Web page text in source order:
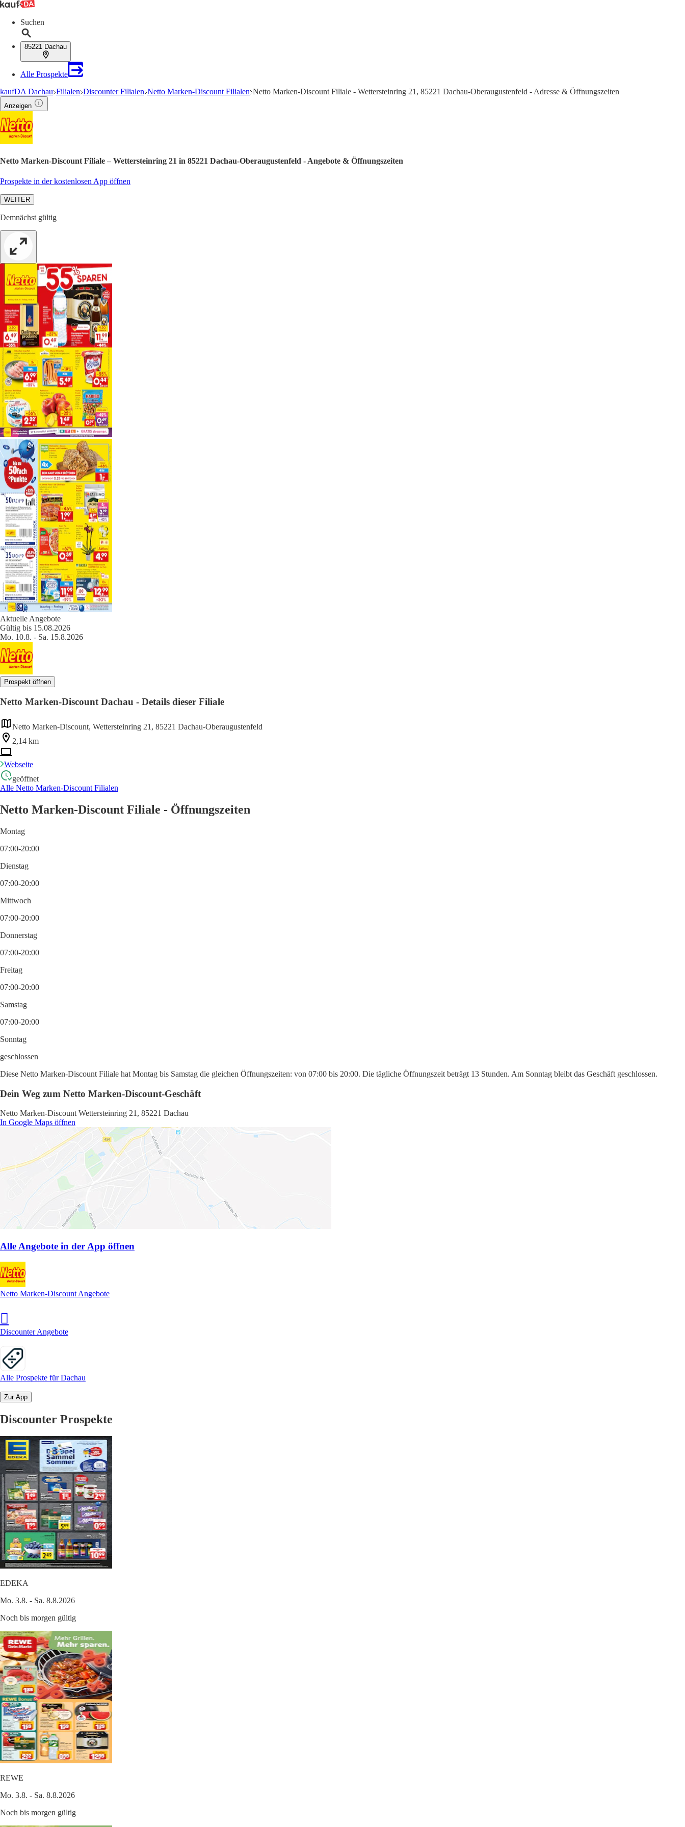
Suchen
85221 Dachau
Alle Prospekte
kaufDA Dachau Filialen Discounter Filialen Netto Marken-Discount Filialen Netto Marken-Discount Filiale - Wettersteinring 21, 85221 Dachau-Oberaugustenfeld - Adresse & Öffnungszeiten
Anzeigen
Netto Marken-Discount Filiale – Wettersteinring 21 in 85221 Dachau-Oberaugustenfeld - Angebote & Öffnungszeiten
Prospekte in der kostenlosen App öffnen
WEITER
Demnächst gültig
Aktuelle Angebote
Gültig bis 15.08.2026
Mo. 10.8. - Sa. 15.8.2026
Prospekt öffnen
Netto Marken-Discount Dachau - Details dieser Filiale
Netto Marken-Discount, Wettersteinring 21, 85221 Dachau-Oberaugustenfeld
2,14 km
Webseite
geöffnet
Alle Netto Marken-Discount Filialen
Netto Marken-Discount Filiale - Öffnungszeiten
Montag
07:00-20:00
Dienstag
07:00-20:00
Mittwoch
07:00-20:00
Donnerstag
07:00-20:00
Freitag
07:00-20:00
Samstag
07:00-20:00
Sonntag
geschlossen
Diese Netto Marken-Discount Filiale hat Montag bis Samstag die gleichen Öffnungszeiten: von 07:00 bis 20:00. Die tägliche Öffnungszeit beträgt 13 Stunden. Am Sonntag bleibt das Geschäft geschlossen.
Dein Weg zum Netto Marken-Discount-Geschäft
Netto Marken-Discount Wettersteinring 21, 85221 Dachau
In Google Maps öffnen
Alle Angebote in der App öffnen
Netto Marken-Discount Angebote
Discounter Angebote
Alle Prospekte für Dachau
Zur App
Discounter Prospekte
EDEKA
Mo. 3.8. - Sa. 8.8.2026
Noch bis morgen gültig
REWE
Mo. 3.8. - Sa. 8.8.2026
Noch bis morgen gültig